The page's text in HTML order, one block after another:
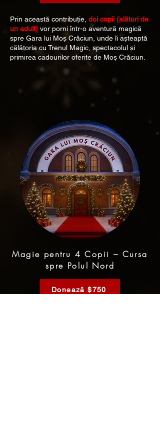
Prin această contribuție, doi copii (alături de
un adult) vor porni într-o aventură magică
spre Gara lui Moș Crăciun, unde îi așteaptă
călătoria cu Trenul Magic, spectacolul și
primirea cadourilor oferite de Moș Crăciun.
Magie pentru 4 Copii – Cursa
spre Polul Nord
Donează $750